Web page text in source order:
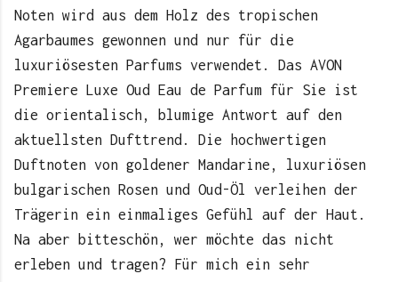
Noten wird aus dem Holz des tropischen
Agarbaumes gewonnen und nur für die
luxuriösesten Parfums verwendet. Das AVON
Premiere Luxe Oud Eau de Parfum für Sie ist
die orientalisch, blumige Antwort auf den
aktuellsten Dufttrend. Die hochwertigen
Duftnoten von goldener Mandarine, luxuriösen
bulgarischen Rosen und Oud-Öl verleihen der
Trägerin ein einmaliges Gefühl auf der Haut.
Na aber bitteschön, wer möchte das nicht
erleben und tragen? Für mich ein sehr